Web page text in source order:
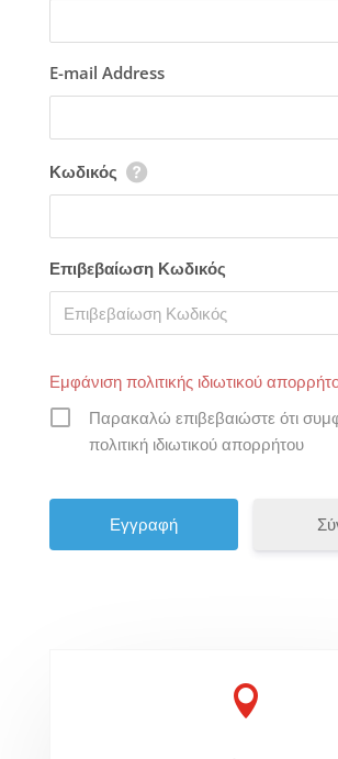
E-mail Address
Κωδικός
Επιβεβαίωση Κωδικός
Εμφάνιση πολιτικής ιδιωτικού
Παρακαλώ επιβεβαιώστε ότι
πολιτική ιδιωτικού απορρήτου
